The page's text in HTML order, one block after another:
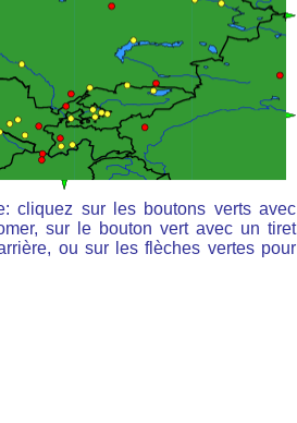
cliquez sur les boutons verts avec
sur le bouton vert avec un tiret
ou sur les flèches vertes pour